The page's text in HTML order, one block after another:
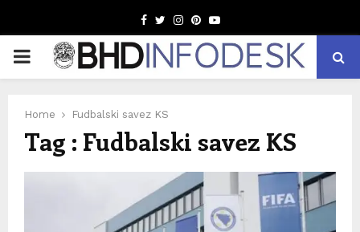
Facebook
TwitterInstagram
Pinterest
Youtube
PRIMARY
Home Fudbalski savez KS
Tag : Fudbalski savez KS